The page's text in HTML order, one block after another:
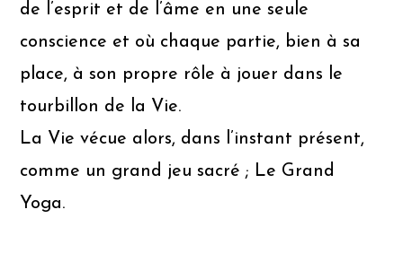
de l’esprit et de l’âme en une seule
conscience et où chaque partie, bien à sa
place, à son propre rôle à jouer dans le
tourbillon de la Vie.
La Vie vécue alors, dans l’instant présent,
comme un grand jeu sacré ; Le Grand
Yoga.